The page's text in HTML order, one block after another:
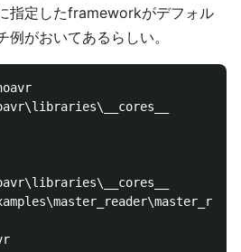
指定したframeworkがデフォル
例がおいてあるらしい。